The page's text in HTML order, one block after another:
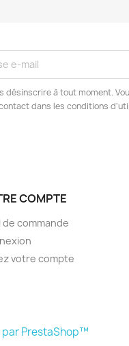
désinscrire à tout moment.
dans les conditions
COMPTE
de commande
votre compte
PrestaShop™